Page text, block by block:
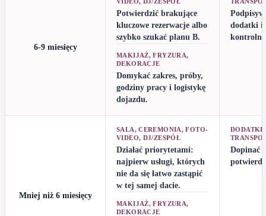
6-9 miesięcy
Potwierdzić brakujące
kluczowe rezerwacje albo
szybko szukać planu B.
MAKIJAŻ, FRYZURA,
DEKORACJE
Domykać zakres, próby,
godziny pracy i logistykę
dojazdu.
dodatki i
Mniej niż 6 miesięcy
SALA, CEREMONIA, FOTO-
VIDEO, DJ/ZESPÓŁ
Działać priorytetami:
najpierw usługi, których
nie da się łatwo zastąpić
w tej samej dacie.
MAKIJAŻ, FRYZURA,
DEKORACJE
DODATKI,
Dopinać